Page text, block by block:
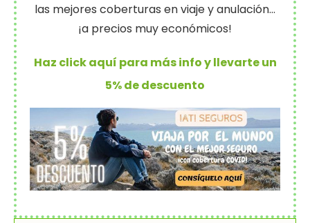
las mejores coberturas en viaje y anulación…
¡a precios muy económicos!
Haz click aquí para más info y llevarte un
5% de descuento